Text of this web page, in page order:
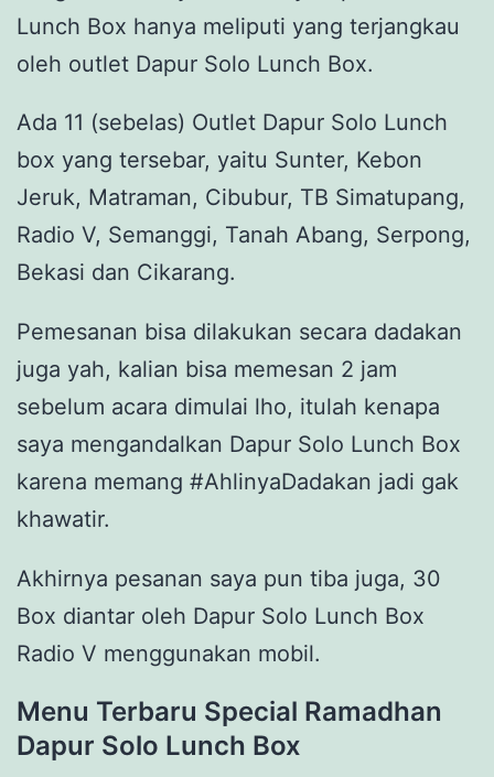
Lunch Box hanya meliputi yang terjangkau
oleh outlet Dapur Solo Lunch Box.
Ada 11 (sebelas) Outlet Dapur Solo Lunch
box yang tersebar, yaitu Sunter, Kebon
Jeruk, Matraman, Cibubur, TB Simatupang,
Radio V, Semanggi, Tanah Abang, Serpong,
Bekasi dan Cikarang.
Pemesanan bisa dilakukan secara dadakan
juga yah, kalian bisa memesan 2 jam
sebelum acara dimulai lho, itulah kenapa
saya mengandalkan Dapur Solo Lunch Box
karena memang #AhlinyaDadakan jadi gak
khawatir.
Akhirnya pesanan saya pun tiba juga, 30
Box diantar oleh Dapur Solo Lunch Box
Radio V menggunakan mobil.
Menu Terbaru Special Ramadhan
Dapur Solo Lunch Box